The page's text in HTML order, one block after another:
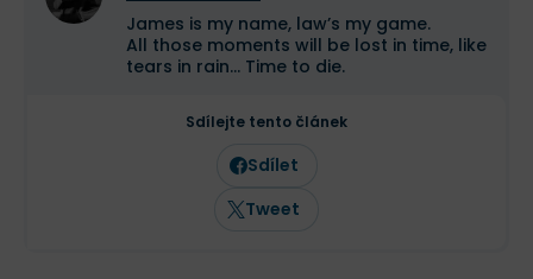
James is my name, law’s my game.
All those moments will be lost in time, like
tears in rain… Time to die.
Sdílejte tento článek
Sdílet
Tweet